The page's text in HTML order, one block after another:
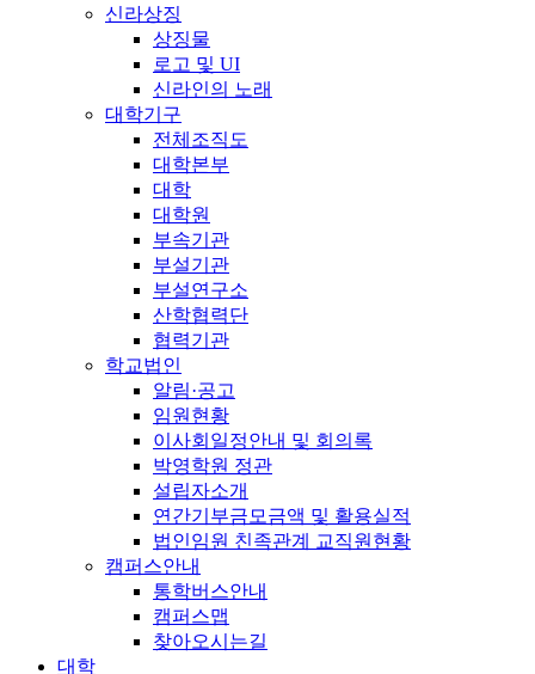
신라상징
상징물
로고 및 UI
신라인의 노래
대학기구
전체조직도
대학본부
대학
대학원
부속기관
부설기관
부설연구소
산학협력단
협력기관
학교법인
알림·공고
임원현황
이사회일정안내 및 회의록
박영학원 정관
설립자소개
연간기부금모금액 및 활용실적
법인임원 친족관계 교직원현황
캠퍼스안내
통학버스안내
캠퍼스맵
찾아오시는길
대학